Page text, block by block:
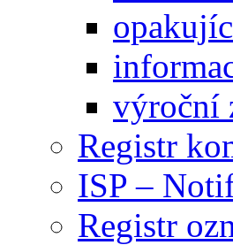
výroční
Registr
ISP –
Registr